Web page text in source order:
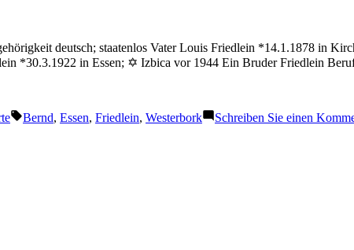
deutsch; staatenlos Vater Louis Friedlein *14.1.1878 in
*30.3.1922 in Essen; ✡ Izbica vor 1944 Ein Bruder Friedlein
Schlagwörter:
Bernd, Essen, Friedlein, Westerbork Schreiben Sie einen